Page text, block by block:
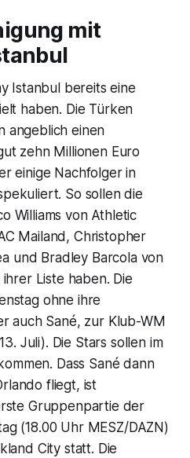
mit
Istanbul bereits eine
haben. Die Türken
angeblich einen
zehn Millionen Euro
einige Nachfolger in
So sollen die
Williams von Athletic
Mailand, Christopher
und Bradley Barcola von
ihrer Liste haben. Die
ohne ihre
auch Sané, zur Klub-WM
Juli). Die Stars sollen im
Dass Sané dann
fliegt, ist
Gruppenpartie der
(18.00 Uhr MESZ/DAZN)
City statt. Die